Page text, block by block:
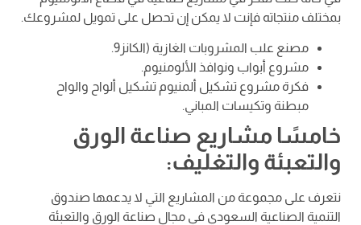
بمختلف منتجاته فإنت لا يمكن إن تحصل على تمويل لمشروعك.
مصنع علب المشروبات الغازية (الكانز9.
مشروع أبواب ونوافذ الألومنيوم.
فكرة مشروع تشكيل ألمنيوم تشكيل ألواح والواح
مبطنة وتكيسات المباني.
خامسًا مشاريع صناعة الورق
والتعبئة والتغليف:
نتعرف على مجموعة من المشاريع التي لا يدعمها صندوق
التنمية الصناعية السعودي في مجال صناعة الورق والتعبئة